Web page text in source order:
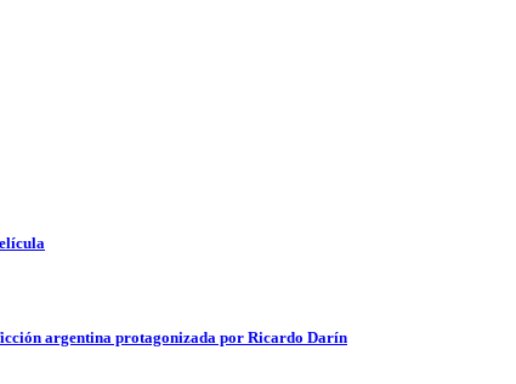
argentina protagonizada por Ricardo Darín